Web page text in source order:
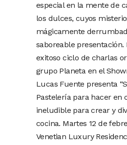
especial en la mente de
los dulces, cuyos
mágicamente
saboreable presentación.
exitoso ciclo de charlas
grupo Planeta en el
Lucas Fuente presenta
Pastelería para hacer en
ineludible para crear y
cocina. Martes 12 de
Venetian Luxury